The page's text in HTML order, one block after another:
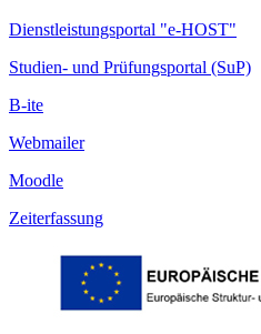
Dienstleistungsportal "e-HOST"
Studien- und Prüfungsportal (SuP)
B-ite
Webmailer
Moodle
Zeiterfassung